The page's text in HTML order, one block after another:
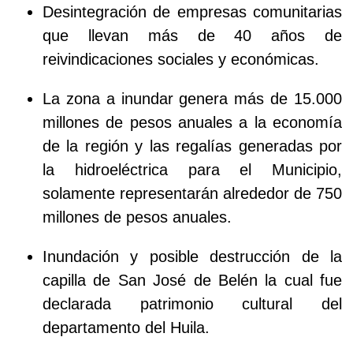
Desintegración de empresas comunitarias
que llevan más de 40 años de
reivindicaciones sociales y económicas.
La zona a inundar genera más de 15.000
millones de pesos anuales a la economía
de la región y las regalías generadas por
la hidroeléctrica para el Municipio,
solamente representarán alrededor de 750
millones de pesos anuales.
Inundación y posible destrucción de la
capilla de San José de Belén la cual fue
declarada patrimonio cultural del
departamento del Huila.